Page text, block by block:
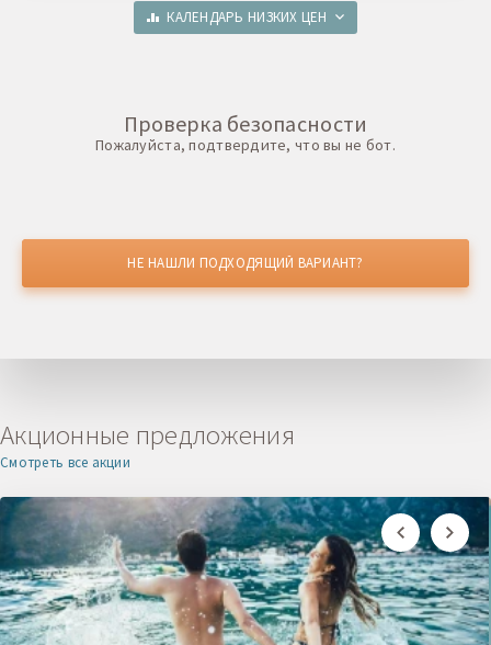
КАЛЕНДАРЬ НИЗКИХ ЦЕН
Проверка безопасности
Пожалуйста, подтвердите, что вы не бот.
НЕ НАШЛИ ПОДХОДЯЩИЙ ВАРИАНТ?
Акционные предложения
Смотреть все акции